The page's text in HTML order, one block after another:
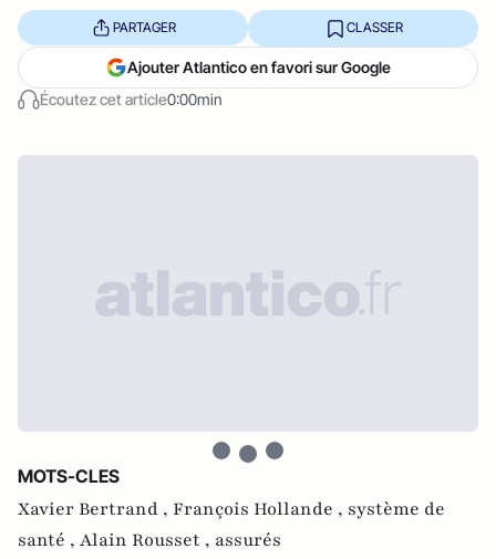
Écoutez cet article0:00min
PARTAGER CLASSER
Ajouter Atlantico en favori sur Google
MOTS-CLES
Xavier Bertrand , François Hollande , système de
santé , Alain Rousset , assurés